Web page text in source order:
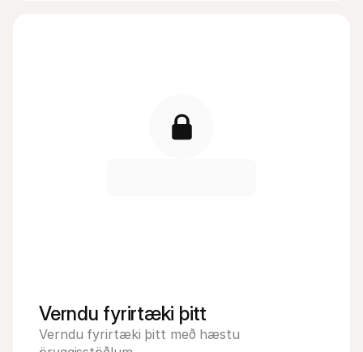
Verndu fyrirtæki þitt
Verndu fyrirtæki þitt með hæstu